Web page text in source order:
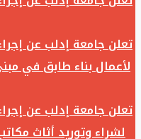
تعلن جامعة إدلب عن
لأعمال بناء طابق في
تعلن جامعة إدلب عن
لشراء وتوريد أثاث